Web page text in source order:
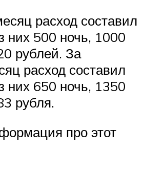
расход составил
них 500 ночь, 1000
рублей. За
расход составил
них 650 ночь, 1350
рубля.
про этот